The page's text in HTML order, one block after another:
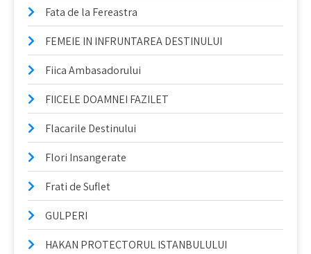
Fata de la Fereastra
FEMEIE IN INFRUNTAREA DESTINULUI
Fiica Ambasadorului
FIICELE DOAMNEI FAZILET
Flacarile Destinului
Flori Insangerate
Frati de Suflet
GULPERI
HAKAN PROTECTORUL ISTANBULULUI